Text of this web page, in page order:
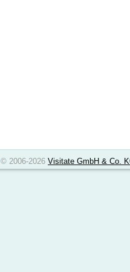
© 2006-2026 Visitate GmbH & Co.